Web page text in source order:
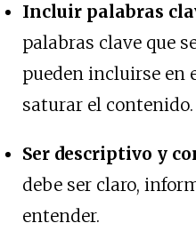
Incluir palabras
palabras clave que
pueden incluirse en
saturar el contenido.
Ser descriptivo y
debe ser claro,
entender.